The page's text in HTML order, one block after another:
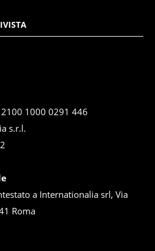
1000 0291 446
s.r.l.
a Internationalia srl, Via
Roma